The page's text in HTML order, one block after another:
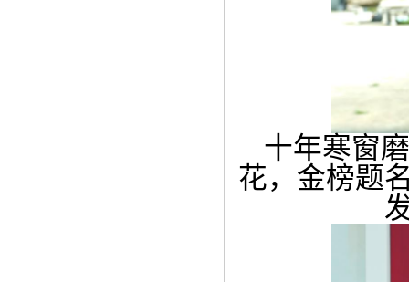
十年寒窗
花，金榜题